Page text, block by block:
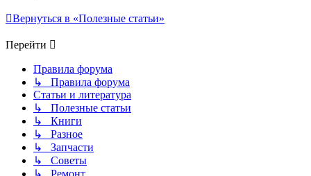
Вернуться в «Полезные статьи»
Перейти
Правила форума
↳ Правила форума
Статьи и литература
↳ Полезные статьи
↳ Книги
↳ Разное
↳ Запчасти
↳ Советы